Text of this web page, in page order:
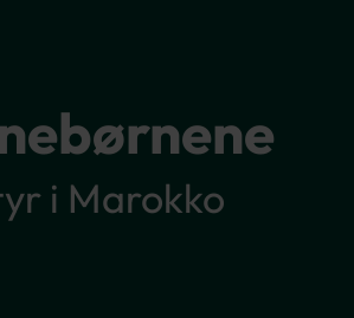
i Marokko